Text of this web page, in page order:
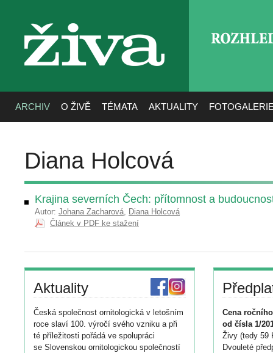
živa
ARCHIV O ŽIVĚ TÉMATA AKTUALITY
Diana Holcová
Krajina severních Čech: přítomnost a
Autor: Johana Zacharová, Diana Holcová
Článek v PDF ke stažení
Aktuality
Česká společnost ornitologická v letošním
roce slaví 100. výročí svého vzniku a při
té příležitosti pořádá ve spolupráci
se Slovenskou ornitologickou společností
Cena
od čísla 1/
Živy (tedy 59
Dvouleté